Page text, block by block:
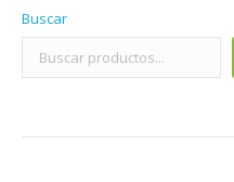
Buscar